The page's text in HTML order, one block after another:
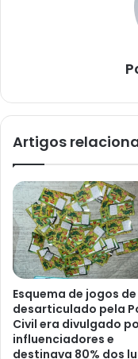
Artigos
Esquema de jogos
desarticulado pela
Civil era divulgado
influenciadores e
destinava 80% dos